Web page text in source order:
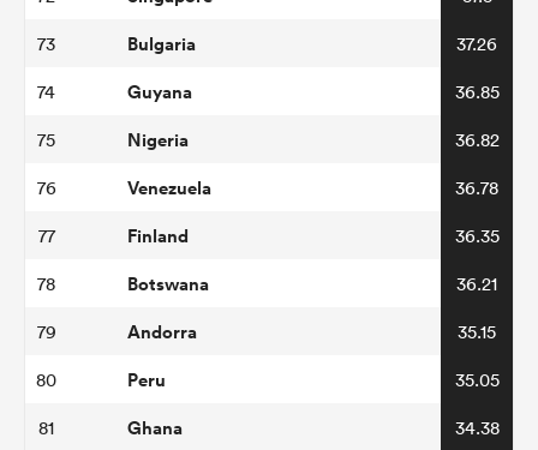
73 Bulgaria 37.26
74 Guyana 36.85
75 Nigeria 36.82
76 Venezuela 36.78
77 Finland 36.35
78 Botswana 36.21
79 Andorra 35.15
80 Peru 35.05
81 Ghana 34.38